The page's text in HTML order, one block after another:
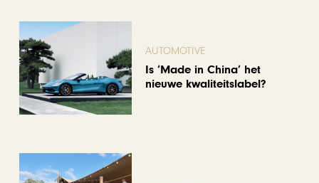
AUTOMOTIVE
Is ‘Made in China’ het
nieuwe kwaliteitslabel?